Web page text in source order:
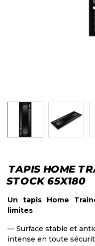
TAPIS HOME
STOCK 65X180
Un tapis Home
limites
— Surface stable et
intense en toute